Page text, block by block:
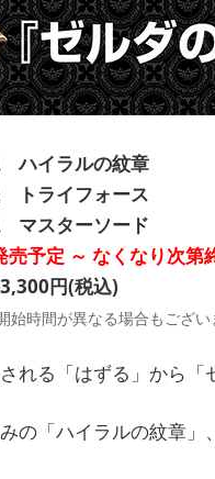
ハイラルの紋章
ライフォース
スターソード
予定 ～ なくなり次第
円(税込)
時間が異なる場合もござい
れる「はずる」から「
の「ハイラルの紋章